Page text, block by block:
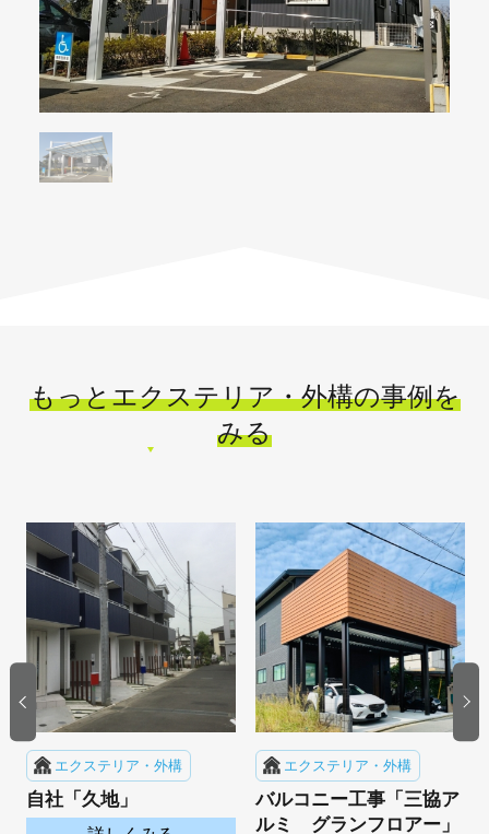
もっとエクステリア・外構の事例を
みる
エクステリア・外構
自社「久地」
エクステリア・外構
バルコニー工事「三協ア
ルミ グランフロアー」